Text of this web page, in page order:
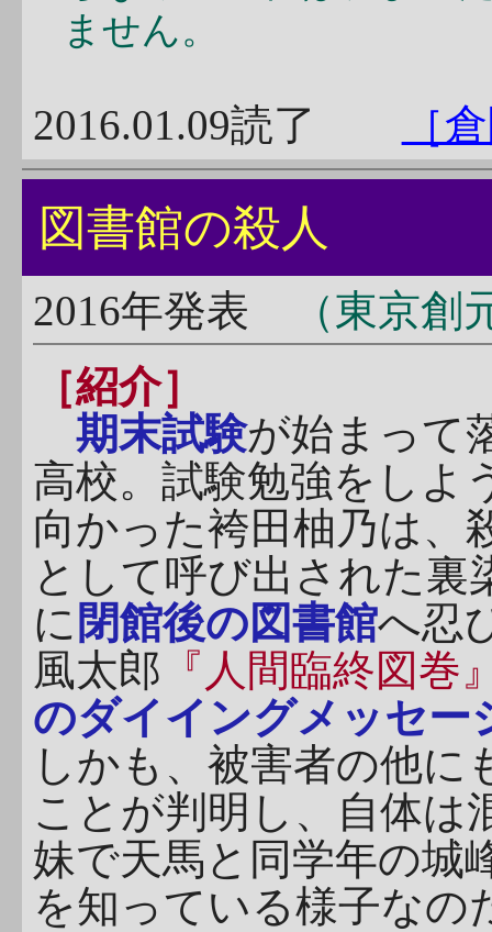
ません。
2016.01.09読了 ［
図書館の殺人
2016年発表
（東京創
［紹介］
期末試験が始まって
高校。試験勉強をしよ
向かった袴田柚乃は、
として呼び出された裏
に 閉館後の図書館へ忍
風太郎 『人間臨終図巻
のダイイングメッセー
しかも、被害者の他に
ことが判明し、自体は
妹で天馬と同学年の城
を知っている様子な